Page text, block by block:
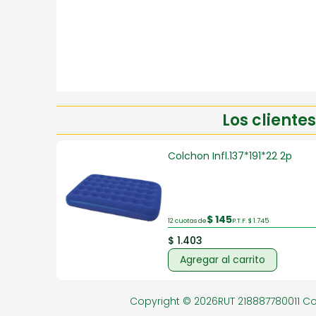
Los
Colchon Infl.137*191*22 2p
12 cuotas de$ 145P.T.F. $ 1.745
$ 1.403
Agregar al carrito
Copyright © 2026RUT